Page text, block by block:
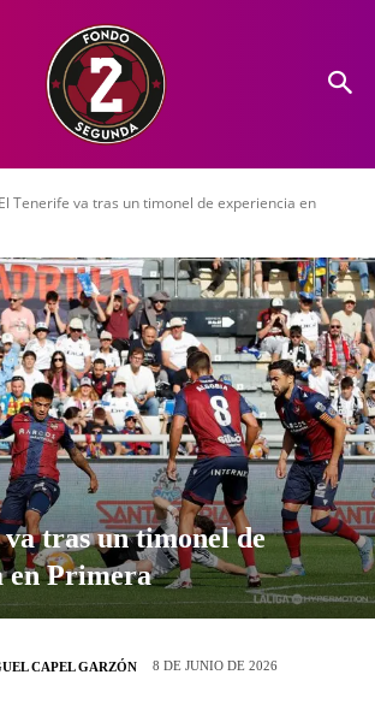
El Tenerife va tras un timonel de experiencia en
tras un timonel de
en Primera
CAPEL GARZÓN 8 DE JUNIO DE 2026